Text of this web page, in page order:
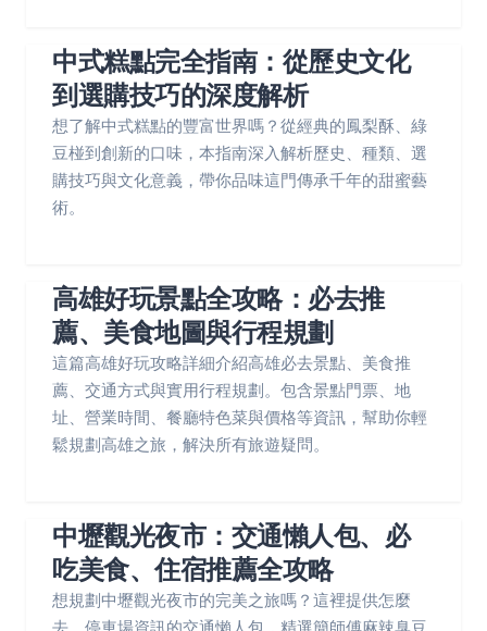
中式糕點完全指南：從歷史文化
到選購技巧的深度解析
想了解中式糕點的豐富世界嗎？從經典的鳳梨酥、綠
豆椪到創新的口味，本指南深入解析歷史、種類、選
購技巧與文化意義，帶你品味這門傳承千年的甜蜜藝
術。
高雄好玩景點全攻略：必去推
薦、美食地圖與行程規劃
這篇高雄好玩攻略詳細介紹高雄必去景點、美食推
薦、交通方式與實用行程規劃。包含景點門票、地
址、營業時間、餐廳特色菜與價格等資訊，幫助你輕
鬆規劃高雄之旅，解決所有旅遊疑問。
中壢觀光夜市：交通懶人包、必
吃美食、住宿推薦全攻略
想規劃中壢觀光夜市的完美之旅嗎？這裡提供怎麼